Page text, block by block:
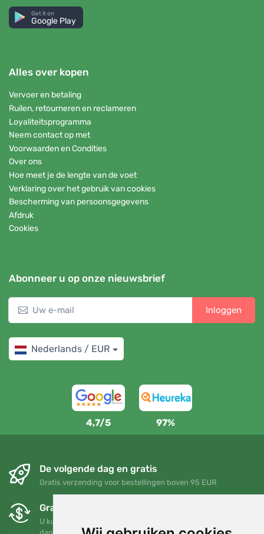
Get it on
Google Play
Alles over kopen
Vervoer en betaling
Ruilen, retourneren en reclameren
Loyaliteitsprogramma
Neem contact op met
Voorwaarden en Condities
Over ons
Hoe meet je de lengte van de voet
Verklaring over het gebruik van cookies
Bescherming van persoonsgegevens
Afdruk
Cookies
Abonneer u op onze nieuwsbrief
Inloggen
Nederlands / EUR
4,7/5 97%
De volgende dag en gratis
Gratis verzending voor bestellingen boven 95 EUR
Gratis ruilen en retourneren
U kunt uw bestelling op elk gewenst moment binnen 90